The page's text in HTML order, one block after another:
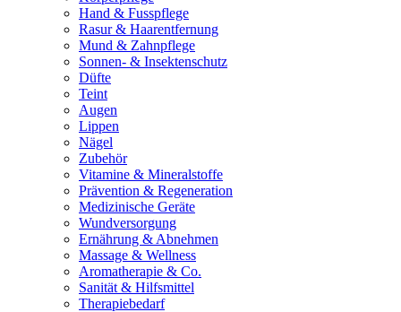
Hand & Fusspflege
Rasur & Haarentfernung
Mund & Zahnpflege
Sonnen- & Insektenschutz
Düfte
Teint
Augen
Lippen
Nägel
Zubehör
Vitamine & Mineralstoffe
Prävention & Regeneration
Medizinische Geräte
Wundversorgung
Ernährung & Abnehmen
Massage & Wellness
Aromatherapie & Co.
Sanität & Hilfsmittel
Therapiebedarf